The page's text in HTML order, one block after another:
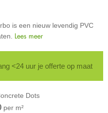
is een nieuw levendig PVC
Lees meer
<24 uur je offerte op maat
Dots
per m²